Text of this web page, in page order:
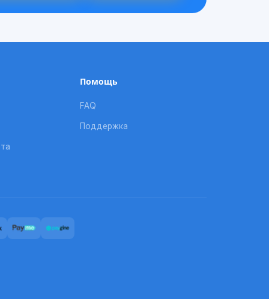
Помощь
FAQ
Поддержка